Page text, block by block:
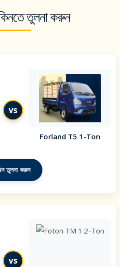
তুলনা করুন
vs
Forland T5 1-Ton
তুলনা করুন
vs